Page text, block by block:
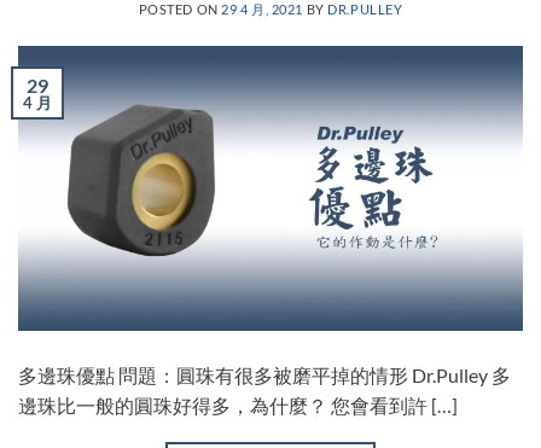
POSTED ON 29 4 月, 2021 BY DR.PULLEY
29
4 月
多邊珠優點 問題：圓珠有很多被磨平掉的情形 Dr.Pulley 多
邊珠比一般的圓珠好得多，為什麼？ 您會看到許 […]